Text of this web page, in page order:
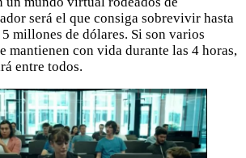
será el que consiga sobrevivir hasta
millones de dólares. Si son varios
mantienen con vida durante las 4 horas,
entre todos.